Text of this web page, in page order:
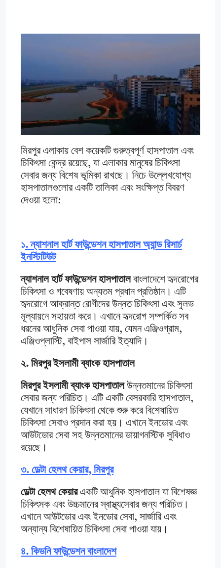
মিরপুর এলাকায় বেশ কয়েকটি গুরুত্বপূর্ণ হাসপাতাল এবং
চিকিৎসা কেন্দ্র রয়েছে, যা এলাকার মানুষের চিকিৎসা
সেবার জন্য বিশেষ ভূমিকা রাখছে। নিচে উল্লেখযোগ্য
হাসপাতালগুলোর একটি তালিকা এবং সংক্ষিপ্ত বিবরণ
দেওয়া হলো:
১.ন্যাশনাল হার্ট ফাউন্ডেশন হাসপাতাল অ্যান্ড রিসার্চ
ইনস্টিটিউট
ন্যাশনাল হার্ট ফাউন্ডেশন হাসপাতালবাংলাদেশে হৃদরোগের
চিকিৎসা ও গবেষণায় অন্যতম প্রধান প্রতিষ্ঠান। এটি
হৃদরোগে আক্রান্ত রোগীদের উন্নত চিকিৎসা এবং সুলভ
মূল্যায়নে সহায়তা করে। এখানে হৃদরোগ সম্পর্কিত সব
ধরনের আধুনিক সেবা পাওয়া যায়, যেমন এঞ্জিওগ্রাম,
এঞ্জিওপ্লাস্টি, বাইপাস সার্জারি ইত্যাদি।
২. মিরপুর ইসলামী ব্যাংক হাসপাতাল
মিরপুর ইসলামী ব্যাংক হাসপাতালউন্নতমানের চিকিৎসা
সেবার জন্য পরিচিত। এটি একটি বেসরকারি হাসপাতাল,
যেখানে সাধারণ চিকিৎসা থেকে শুরু করে বিশেষায়িত
চিকিৎসা সেবাও প্রদান করা হয়। এখানে ইনডোর এবং
আউটডোর সেবা সহ উন্নতমানের ডায়াগনস্টিক সুবিধাও
রয়েছে।
৩. ডেল্টা হেলথ কেয়ার, মিরপুর
ডেল্টা হেলথ কেয়ারএকটি আধুনিক হাসপাতাল যা বিশেষজ্ঞ
চিকিৎসক এবং উচ্চমানের স্বাস্থ্যসেবার জন্য পরিচিত।
এখানে আউটডোর এবং ইনডোর সেবা, সার্জারি এবং
অন্যান্য বিশেষায়িত চিকিৎসা সেবা পাওয়া যায়।
৪. কিডনি ফাউন্ডেশন বাংলাদেশ